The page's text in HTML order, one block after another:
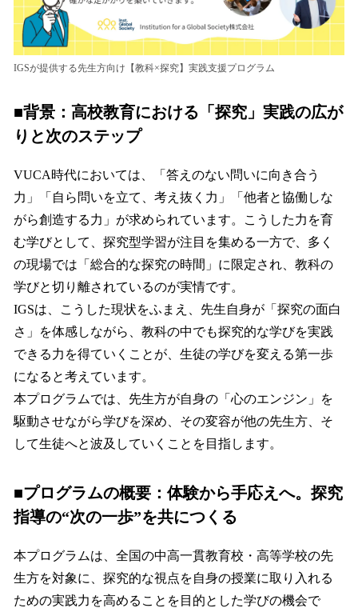
IGSが提供する先生方向け【教科×探究】実践支援プログラム
■背景： 高校教育における「探究」実践の広が
りと次のステップ
VUCA時代においては、「答えのない問いに向き合う
力」「自ら問いを立て、考え抜く力」「他者と協働しな
がら創造する力」が求められています。こうした力を育
む学びとして、探究型学習が注目を集める一方で、多く
の現場では「総合的な探究の時間」に限定され、教科の
学びと切り離されているのが実情です。
IGSは、こうした現状をふまえ、先生自身が「探究の面白
さ」を体感しながら、教科の中でも探究的な学びを実践
できる力を得ていくことが、生徒の学びを変える第一歩
になると考えています。
本プログラムでは、先生方が自身の「心のエンジン」を
駆動させながら学びを深め、その変容が他の先生方、そ
して生徒へと波及していくことを目指します。
■プログラムの概要：体験から手応えへ。探究
指導の“次の一歩”を共につくる
本プログラムは、全国の中高一貫教育校・高等学校の先
生方を対象に、探究的な視点を自身の授業に取り入れる
ための実践力を高めることを目的とした学びの機会で